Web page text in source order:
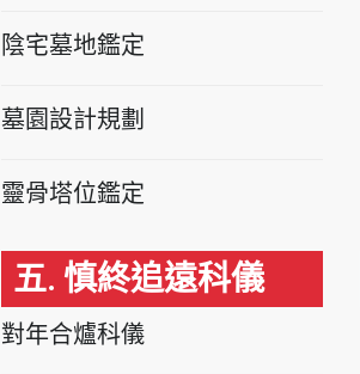
陰宅墓地鑑定
墓園設計規劃
靈骨塔位鑑定
五. 慎終追遠科儀
對年合爐科儀